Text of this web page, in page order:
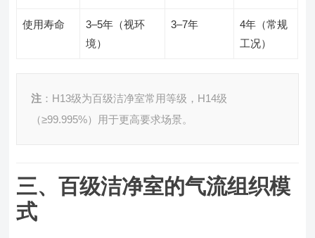
使用寿命
3–5年（视环
境）
3–7年
4年（常规
工况）
注 ：H13级为百级洁净室常用等级，H14级
（≥99.995%）用于更高要求场景。
三、百级洁净室的气流组织模
式